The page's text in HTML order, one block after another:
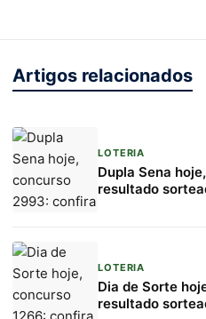
Artigos relacionados
LOTERIA
Dupla Sena
resultado
LOTERIA
Dia de Sorte
resultado